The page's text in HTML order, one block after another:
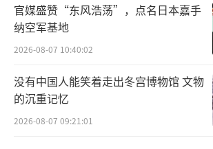
官媒盛赞“东风浩荡”，点名日本嘉手
纳空军基地
2026-08-07 10:40:02
没有中国人能笑着走出冬宫博物馆 文物
的沉重记忆
2026-08-07 09:21:01